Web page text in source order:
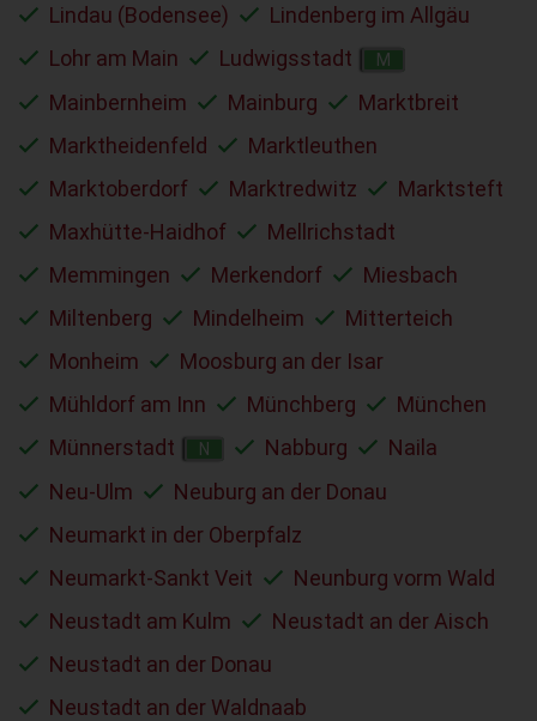
Lindau (Bodensee)
Lindenberg im Allgäu
Lohr am Main
Ludwigsstadt M
Mainbernheim Mainburg
Marktbreit
Marktheidenfeld
Marktleuthen
Marktoberdorf
Marktredwitz
Marktsteft
Maxhütte-Haidhof
Mellrichstadt
Memmingen
Merkendorf
Miesbach
Miltenberg
Mindelheim
Mitterteich
Monheim
Moosburg an der Isar
Mühldorf am Inn
Münchberg
München
Münnerstadt
N Nabburg
Naila
Neu-Ulm
Neuburg an der Donau
Neumarkt in der Oberpfalz
Neumarkt-Sankt Veit
Neunburg vorm Wald
Neustadt am Kulm
Neustadt an der Aisch
Neustadt an der Donau
Neustadt an der Waldnaab